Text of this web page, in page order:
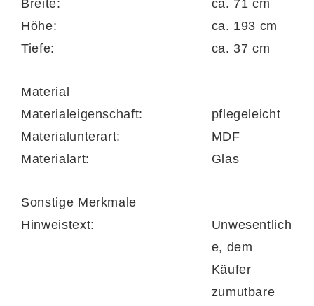
individuell ergänzen. Die Lieferung des
Schranks erfolgt vormontiert.
Die in Deutschland produzierte
Garderobenserie trägt das Goldene M – ein
Bürge für Qualität.
Breite:
ca. 71 cm
Höhe:
ca. 193 cm
Tiefe:
ca. 37 cm
Material
Materialeigenschaft:
pflegeleicht
Materialunterart:
MDF
Materialart:
Glas
Sonstige Merkmale
Hinweistext:
Unwesentlich
e, dem
Käufer
zumutbare